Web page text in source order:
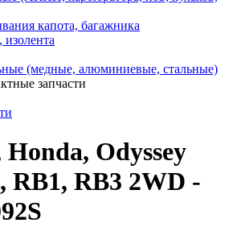
капота, багажника
изолента
(медные, алюминиевые, стальные)
запчасти
Odyssey
RB1, RB3 2WD -